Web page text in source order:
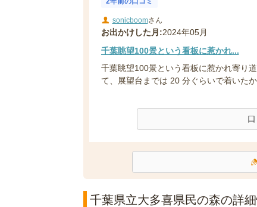
sonicboomさん
お出かけした月:2024年05月
千葉眺望100景という看板に惹かれ...
千葉眺望100景という看板に惹かれ寄り
て、展望台までは 20 分ぐらいで着いた
千葉県立大多喜県民の森の詳